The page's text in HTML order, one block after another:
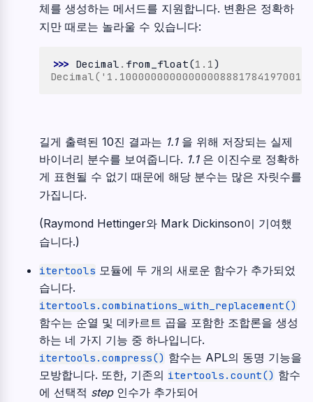
체를 생성하는 메서드를 지원합니다. 변환은 정확하
지만 때로는 놀라울 수 있습니다:
>>> Decimal . from_float(1.1)
길게 출력된 10진 결과는 1.1을 위해 저장되는 실제
바이너리 분수를 보여줍니다. 1.1은 이진수로 정확하
게 표현될 수 없기 때문에 해당 분수는 많은 자릿수를
가집니다.
(Raymond Hettinger와 Mark Dickinson이 기여했
습니다.)
itertools 모듈에 두 개의 새로운 함수가 추가되었
습니다.
itertools.combinations_with_replacement()
함수는 순열 및 데카르트 곱을 포함한 조합론을 생성
하는 네 가지 기능 중 하나입니다.
itertools.compress() 함수는 APL의 동명 기능을
모방합니다. 또한, 기존의 itertools.count() 함수
에 선택적 step인수가 추가되어